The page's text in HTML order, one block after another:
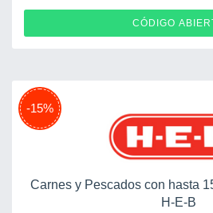
CÓDIGO
-15%
Carnes y Pescados con hasta
H-E-B